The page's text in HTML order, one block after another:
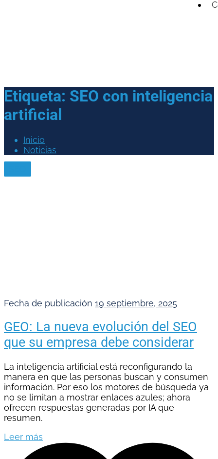
Etiqueta: SEO con inteligencia
artificial
Inicio
Noticias
Fecha de publicación 19 septiembre, 2025
GEO: La nueva evolución del SEO
que su empresa debe considerar
La inteligencia artificial está reconfigurando la
manera en que las personas buscan y consumen
información. Por eso los motores de búsqueda ya
no se limitan a mostrar enlaces azules; ahora
ofrecen respuestas generadas por IA que
resumen.
Leer más